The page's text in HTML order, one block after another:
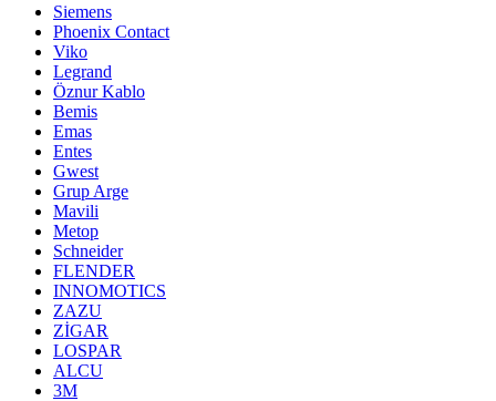
Siemens
Phoenix Contact
Viko
Legrand
Öznur Kablo
Bemis
Emas
Entes
Gwest
Grup Arge
Mavili
Metop
Schneider
FLENDER
INNOMOTICS
ZAZU
ZİGAR
LOSPAR
ALCU
3M